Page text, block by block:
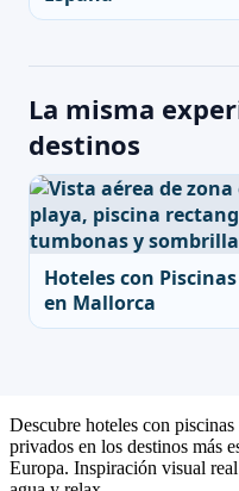
La misma
destinos
Hoteles con
en Mallorca
Descubre hoteles con
privados en los destinos más
Europa. Inspiración visual